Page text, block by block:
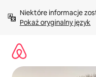
treści Pokaż oryginalny język